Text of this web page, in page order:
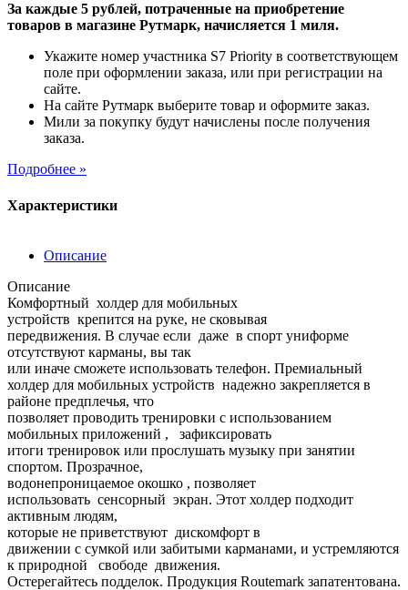
За каждые 5 рублей, потраченные на приобретение
товаров в магазине Рутмарк, начисляется 1 миля.
Укажите номер участника S7 Priority в соответствующем
поле при оформлении заказа, или при регистрации на
сайте.
На сайте Рутмарк выберите товар и оформите заказ.
Мили за покупку будут начислены после получения
заказа.
Подробнее »
Характеристики
Описание
Описание
Комфортный холдер для мобильных
устройств крепится на руке, не сковывая
передвижения. В случае если даже в спорт униформе
отсутствуют карманы, вы так
или иначе сможете использовать телефон. Премиальный
холдер для мобильных устройств надежно закрепляется в
районе предплечья, что
позволяет проводить тренировки с использованием
мобильных приложений , зафиксировать
итоги тренировок или прослушать музыку при занятии
спортом. Прозрачное,
водонепроницаемое окошко , позволяет
использовать сенсорный экран. Этот холдер подходит
активным людям,
которые не приветствуют дискомфорт в
движении с сумкой или забитыми карманами, и устремляются
к природной свободе движения.
Остерегайтесь подделок. Продукция Routemark запатентована.